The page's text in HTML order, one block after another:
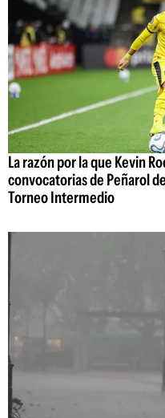
La razón por la que Kevin
convocatorias de Peñarol
Torneo Intermedio